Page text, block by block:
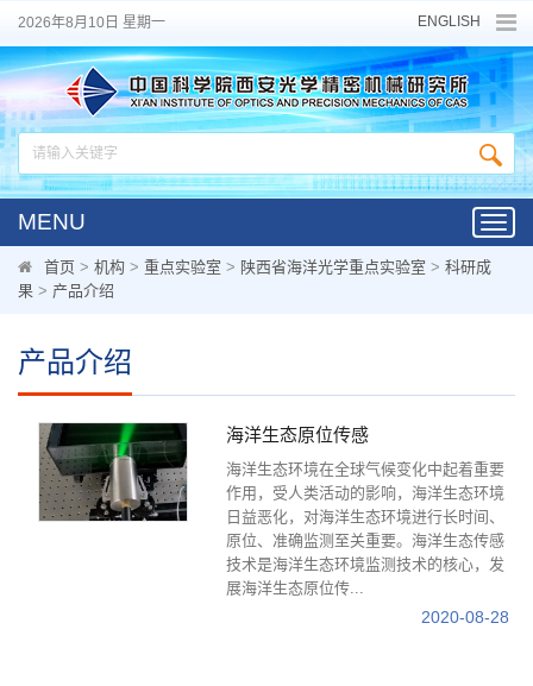
2026年8月10日 星期一 ENGLISH
MENU
首页 > 机构 > 重点实验室 > 陕西省海洋光学重点实验室 > 科研成
果 > 产品介绍
产品介绍
海洋生态原位传感
海洋生态环境在全球气候变化中起着重要
作用，受人类活动的影响，海洋生态环境
日益恶化，对海洋生态环境进行长时间、
原位、准确监测至关重要。海洋生态传感
技术是海洋生态环境监测技术的核心，发
展海洋生态原位传...
2020-08-28